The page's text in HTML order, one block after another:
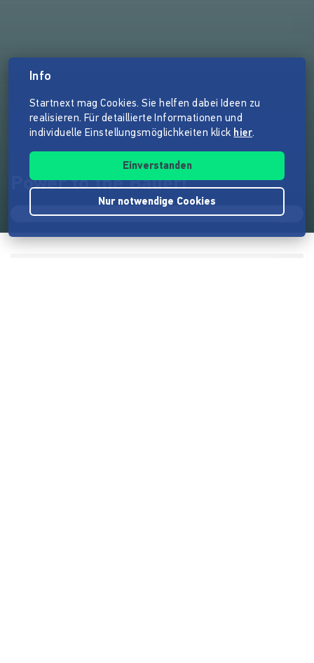
Power to the Bauer!
Info
Startnext mag Cookies. Sie helfen dabei Ideen zu
realisieren. Für detaillierte Informationen und
individuelle Einstellungsmöglichkeiten klick hier.
Einverstanden
Nur notwendige Cookies